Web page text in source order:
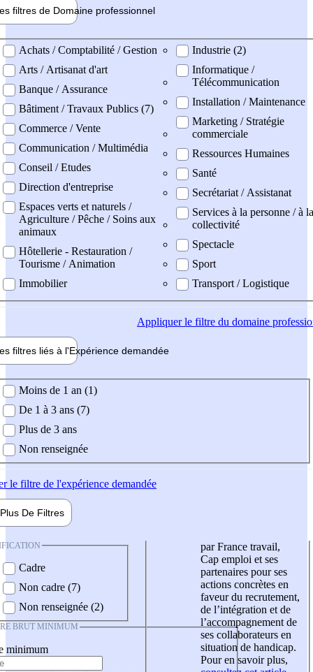
filtres de Domaine professionnel
professionel
Achats / Comptabilité / Gestion
Arts / Artisanat d'art
Banque / Assurance
Bâtiment / Travaux Publics (7)
Commerce / Vente
Communication / Multimédia
Conseil / Etudes
Direction d'entreprise
Espaces verts et naturels /
Agriculture / Pêche / Soins aux
animaux
Hôtellerie - Restauration /
Tourisme / Animation
Immobilier
Industrie (2)
Informatique /
Télécommunication
Installation / Maintenance
Marketing / Stratégie
commerciale
Ressources Humaines
Santé
Secrétariat / Assistanat
Services à la personne / à la
collectivité
Spectacle
Sport
Transport / Logistique
Appliquerle filtre du domaine
filtres liés à l'Expérience demandée
demandée
Moins de 1 an (1)
De 1 à 3 ans (7)
Plus de 3 ans
Non renseignée
le filtre de l'expérience demandée
Plus De Filtres
Cadre
Non cadre (7)
Non renseignée (2)
BRUT MINIMUM
minimum
par France travail,
Cap emploi et ses
partenaires pour ses
actions concrètes en
faveur du recrutement,
de l’intégration et de
l’accompagnement de
ses collaborateurs en
situation de handicap.
Pour en savoir plus,